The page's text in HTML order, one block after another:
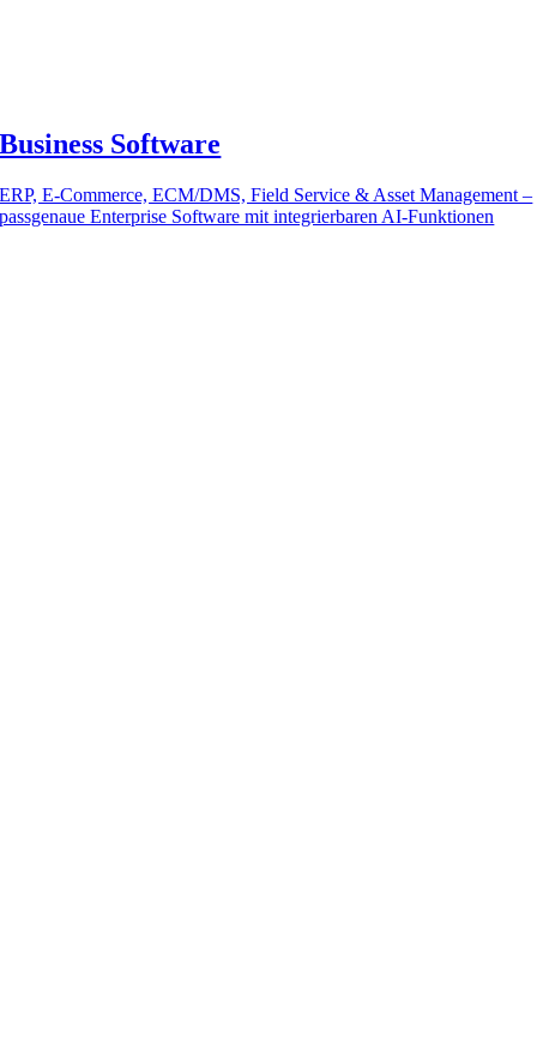
Business Software
ERP, E-Commerce, ECM/DMS, Field Service & Asset Management –
passgenaue Enterprise Software mit integrierbaren AI-Funktionen